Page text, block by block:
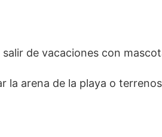
de vacaciones con
la arena de la playa o